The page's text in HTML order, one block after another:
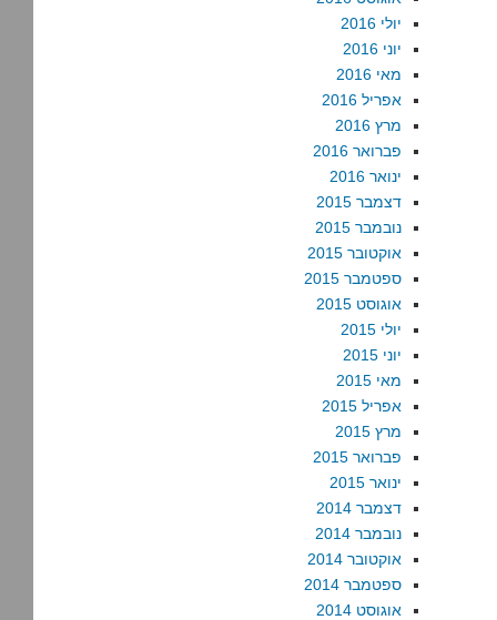
יולי 2016
יוני 2016
מאי 2016
אפריל 2016
מרץ 2016
פברואר 2016
ינואר 2016
דצמבר 2015
נובמבר 2015
אוקטובר 2015
ספטמבר 2015
אוגוסט 2015
יולי 2015
יוני 2015
מאי 2015
אפריל 2015
מרץ 2015
פברואר 2015
ינואר 2015
דצמבר 2014
נובמבר 2014
אוקטובר 2014
ספטמבר 2014
אוגוסט 2014